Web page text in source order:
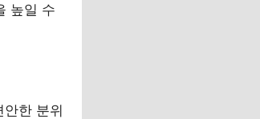
높일 수
한 분위